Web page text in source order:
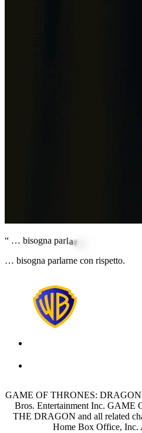
“ … bisogna parlarn
… bisogna parlarne con rispetto.
GAME OF THRONES:
Bros. Entertainment Inc. GAME
THE DRAGON and all related
Home Box Office, Inc.